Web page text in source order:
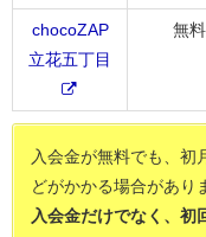
chocoZAP
立花五丁目
無
入会金が無料でも、初
どがかかる場合があり
入会金だけでなく、初